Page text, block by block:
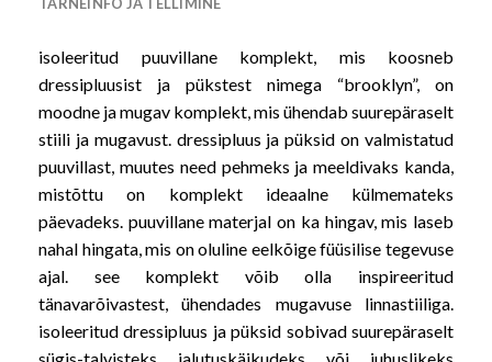
isoleeritud puuvillane komplekt, mis koosneb
dressipluusist ja pükstest nimega “brooklyn”, on
moodne ja mugav komplekt, mis ühendab suurepäraselt
stiili ja mugavust. dressipluus ja püksid on valmistatud
puuvillast, muutes need pehmeks ja meeldivaks kanda,
mistõttu on komplekt ideaalne külmemateks
päevadeks. puuvillane materjal on ka hingav, mis laseb
nahal hingata, mis on oluline eelkõige füüsilise tegevuse
ajal. see komplekt võib olla inspireeritud
tänavarõivastest, ühendades mugavuse linnastiiliga.
isoleeritud dressipluus ja püksid sobivad suurepäraselt
sügis-talvisteks jalutuskäikudeks või juhuslikeks